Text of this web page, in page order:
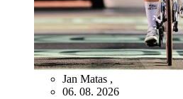
Jan Matas ,
06. 08. 2026